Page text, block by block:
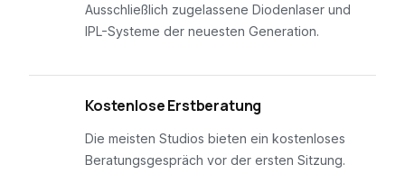
Ausschließlich zugelassene Diodenlaser und
IPL-Systeme der neuesten Generation.
Kostenlose Erstberatung
Die meisten Studios bieten ein kostenloses
Beratungsgespräch vor der ersten Sitzung.